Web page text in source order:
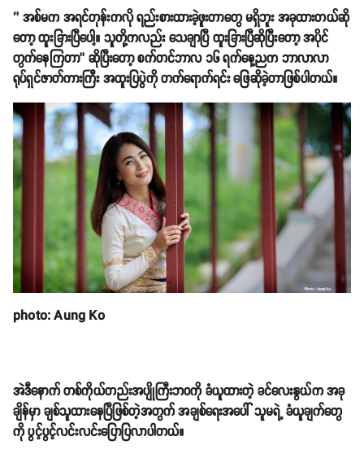
‘’ အစ်မက အရင်တုန်းကလို ရည်းစားထားခဲ့ဖူးတာတွေ မရှိဘူး အခုထားတယ်ဆို
တော့ ထူးခြားပြီပေါ့။ သူတို့ကလည်း သေချာပြီ ထူးခြားပြီဆိုပြီးတော့ အပိုင်
တွက်နေကြတာ’’ ဆိုပြီးတော့ စက်တင်ဘာလ ၁၆ ရက်နေ့ညက ဘာလာလာ
ရုပ်ရှင်ဇာတ်ကားကြီး အထူးပြပွဲကို တက်ရောက်ရင်း ဖြေဆိုခဲ့တာဖြစ်ပါတယ်။
photo: Aung Ko
အဲဒီနောက် တစ်ကိုယ်တည်းအပျိုကြီးဘဝကို ခံယူထားတဲ့ ခင်လေးနွယ်က အခု
ချိန်မှာ ချစ်သူထားနေပြီဖြစ်တဲ့အတွက် အချစ်ရေးအပေါ် သူမရဲ့ ခံယူချက်တွေ
ကို ပွင့်ပွင့်လင်းလင်းပြောပြလာပါတယ်။